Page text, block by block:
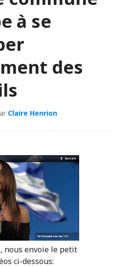
à se
des
Claire Henrion
nous envoie le petit
ci-dessous: